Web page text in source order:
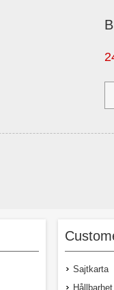
Sajtkarta